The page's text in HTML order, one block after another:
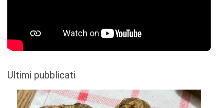
Ultimi pubblicati